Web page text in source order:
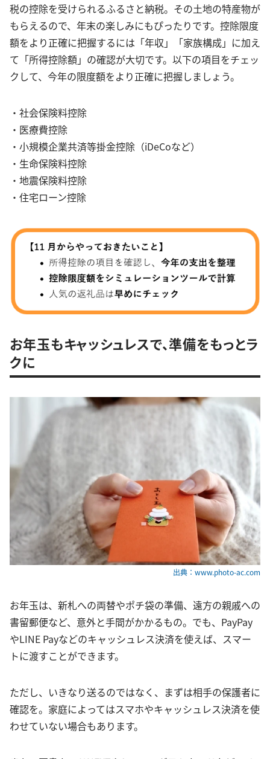
税の控除を受けられるふるさと納税。その土地の特産物が
もらえるので、年末の楽しみにもぴったりです。控除限度
額をより正確に把握するには「年収」「家族構成」に加え
て「所得控除額」の確認が大切です。以下の項目をチェッ
クして、今年の限度額をより正確に把握しましょう。
・社会保険料控除
・医療費控除
・小規模企業共済等掛金控除（iDeCoなど）
・生命保険料控除
・地震保険料控除
・住宅ローン控除
お年玉もキャッシュレスで、準備をもっとラ
クに
出典：www.photo-ac.com
お年玉は、新札への両替やポチ袋の準備、遠方の親戚への
書留郵便など、意外と手間がかかるもの。でも、PayPay
やLINE Payなどのキャッシュレス決済を使えば、スマー
トに渡すことができます。
ただし、いきなり送るのではなく、まずは相手の保護者に
確認を。家庭によってはスマホやキャッシュレス決済を使
わせていない場合もあります。